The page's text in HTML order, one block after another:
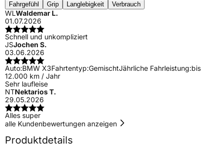
Fahrgefühl
Grip Langlebigkeit Verbrauch
WLWaldemar L.
01.07.2026
Schnell und unkompliziert
JSJochen S.
03.06.2026
Auto:BMW X3Fahrtentyp:GemischtJährliche Fahrleistung:bis
12.000 km / Jahr
Sehr laufleise
NTNektarios T.
29.05.2026
Alles super
alle Kundenbewertungen anzeigen
Produktdetails